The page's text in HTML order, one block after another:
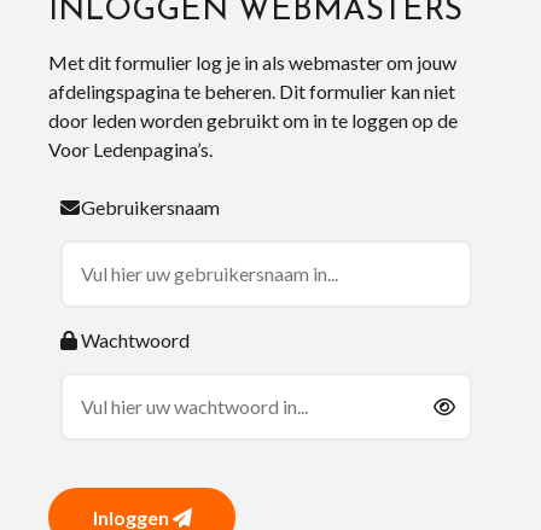
INLOGGEN WEBMASTERS
Met dit formulier log je in als webmaster om jouw
afdelingspagina te beheren. Dit formulier kan niet
door leden worden gebruikt om in te loggen op de
Voor Ledenpagina’s.
Gebruikersnaam
Wachtwoord
Inloggen